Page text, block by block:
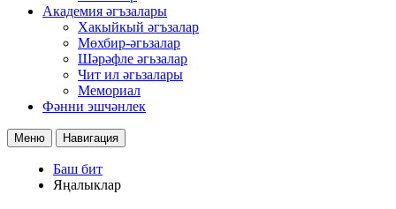
Академия әгъзалары
Хакыйкый әгъзалар
Мөхбир-әгьзалар
Шәрәфле әгьзалар
Чит ил әгьзалары
Мемориал
Фәнни эшчәнлек
Меню Навигация
Баш бит
Яңалыклар